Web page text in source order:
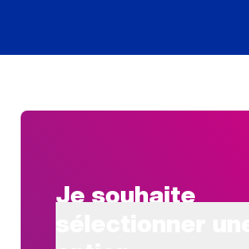
Je souhaite